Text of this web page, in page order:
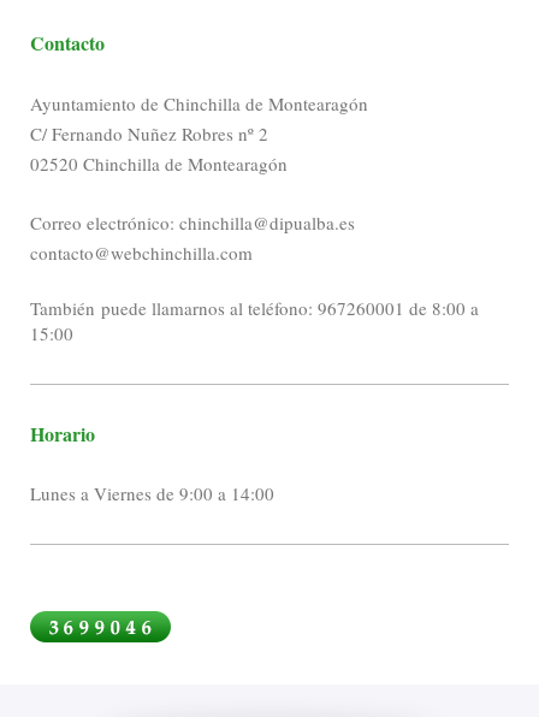
Contacto
Ayuntamiento de Chinchilla de Montearagón
C/ Fernando Nuñez Robres nº 2
02520 Chinchilla de Montearagón
Correo electrónico: chinchilla@dipualba.es
contacto@webchinchilla.com
También puede llamarnos al teléfono: 967260001 de 8:00 a
15:00
Horario
Lunes a Viernes de 9:00 a 14:00